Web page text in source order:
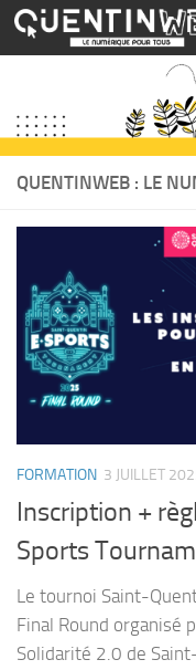
Skip to content
QUENTINWEB : LE
FORMATION 3 JUILLET
Inscription +
Sports
Le tournoi Saint-
Final Round organisé
Solidarité 2.0 de